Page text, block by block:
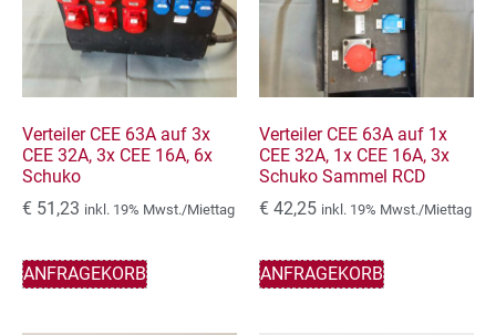
Verteiler CEE 63A auf 3x
CEE 32A, 3x CEE 16A, 6x
Schuko
€ 51,23 inkl. 19% Mwst./Miettag
ANFRAGEKORB
Verteiler CEE 63A auf 1x
CEE 32A, 1x CEE 16A, 3x
Schuko Sammel RCD
€ 42,25 inkl. 19% Mwst./Miettag
ANFRAGEKORB